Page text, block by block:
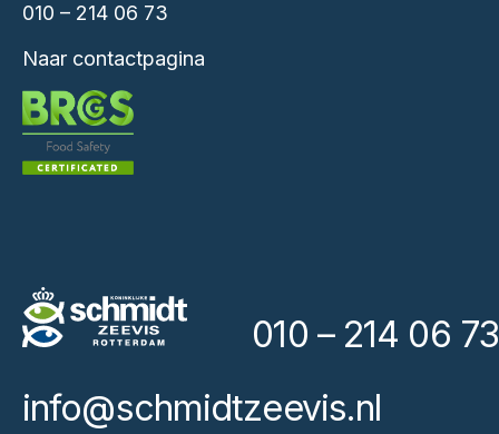
010 – 214 06 73
Naar contactpagina
010 – 214 06 73
info@schmidtzeevis.nl